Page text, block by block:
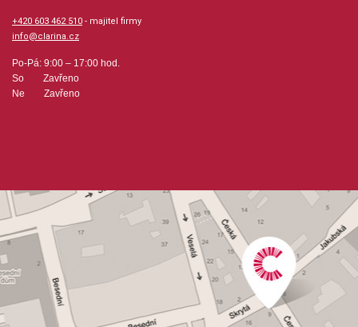
+420 603 462 510 - majitel firmy
info@clarina.cz
Po-Pá: 9:00 – 17:00 hod.
So Zavřeno
Ne Zavřeno